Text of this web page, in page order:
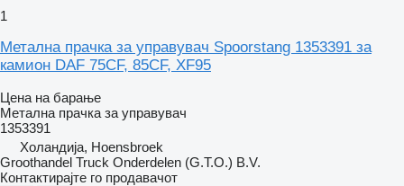
1
Метална прачка за управувач Spoorstang 1353391 за
камион DAF 75CF, 85CF, XF95
Цена на барање
Метална прачка за управувач
1353391
Холандија, Hoensbroek
Groothandel Truck Onderdelen (G.T.O.) B.V.
Контактирајте го продавачот